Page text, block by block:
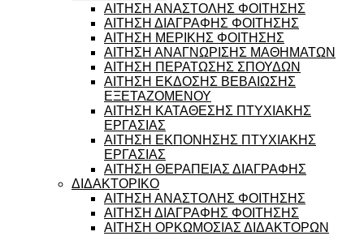
ΑΙΤΗΣΗ ΑΝΑΣΤΟΛΗΣ ΦΟΙΤΗΣΗΣ
ΑΙΤΗΣΗ ΔΙΑΓΡΑΦΗΣ ΦΟΙΤΗΣΗΣ
ΑΙΤΗΣΗ ΜΕΡΙΚΗΣ ΦΟΙΤΗΣΗΣ
ΑΙΤΗΣΗ ΑΝΑΓΝΩΡΙΣΗΣ ΜΑΘΗΜΑΤΩΝ
ΑΙΤΗΣΗ ΠΕΡΑΤΩΣΗΣ ΣΠΟΥΔΩΝ
ΑΙΤΗΣΗ ΕΚΔΟΣΗΣ ΒΕΒΑΙΩΣΗΣ
ΕΞΕΤΑΖΟΜΕΝΟΥ
ΑΙΤΗΣΗ ΚΑΤΑΘΕΣΗΣ ΠΤΥΧΙΑΚΗΣ
ΕΡΓΑΣΙΑΣ
ΑΙΤΗΣΗ ΕΚΠΟΝΗΣΗΣ ΠΤΥΧΙΑΚΗΣ
ΕΡΓΑΣΙΑΣ
ΑΙΤΗΣΗ ΘΕΡΑΠΕΙΑΣ ΔΙΑΓΡΑΦΗΣ
ΔΙΔΑΚΤΟΡΙΚΟ
ΑΙΤΗΣΗ ΑΝΑΣΤΟΛΗΣ ΦΟΙΤΗΣΗΣ
ΑΙΤΗΣΗ ΔΙΑΓΡΑΦΗΣ ΦΟΙΤΗΣΗΣ
ΑΙΤΗΣΗ ΟΡΚΩΜΟΣΙΑΣ ΔΙΔΑΚΤΟΡΩΝ